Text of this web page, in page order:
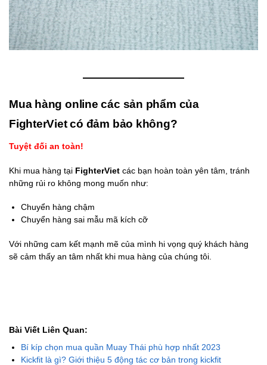
—————————
Mua hàng online các sản phẩm của
FighterViet có đảm bảo không?
Tuyệt đối an toàn!
Khi mua hàng tại FighterViet các bạn hoàn toàn yên tâm, tránh
những rủi ro không mong muốn như:
Chuyển hàng chậm
Chuyển hàng sai mẫu mã kích cỡ
Với những cam kết mạnh mẽ của mình hi vọng quý khách hàng
sẽ cảm thấy an tâm nhất khi mua hàng của chúng tôi.
Bài Viết Liên Quan:
Bí kíp chọn mua quần Muay Thái phù hợp nhất 2023
Kickfit là gì? Giới thiệu 5 động tác cơ bản trong kickfit